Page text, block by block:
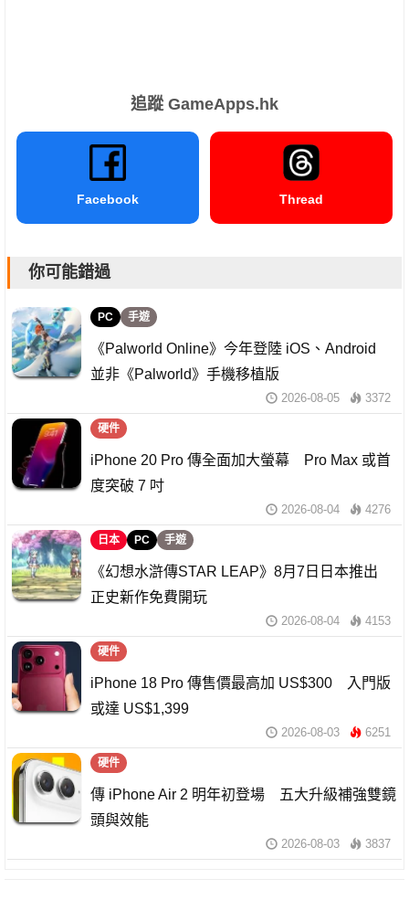
追蹤 GameApps.hk
Facebook Thread
你可能錯過
PC 手遊
《Palworld Online》今年登陸 iOS、Android
並非《Palworld》手機移植版
2026-08-05 3372
硬件
iPhone 20 Pro 傳全面加大螢幕 Pro Max 或首
度突破 7 吋
2026-08-04 4276
日本 PC 手遊
《幻想水滸傳STAR LEAP》8月7日日本推出
正史新作免費開玩
2026-08-04 4153
硬件
iPhone 18 Pro 傳售價最高加 US$300 入門版
或達 US$1,399
2026-08-03 6251
硬件
傳 iPhone Air 2 明年初登場 五大升級補強雙鏡
頭與效能
2026-08-03 3837